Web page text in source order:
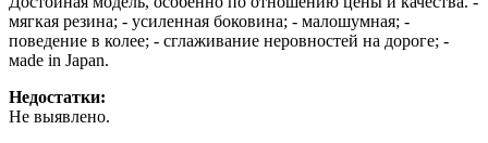
мягкая резина; - усиленная боковина; - малошумная; -
поведение в колее; - сглаживание неровностей на дороге; -
мade in Japan.
Недостатки:
Не выявлено.